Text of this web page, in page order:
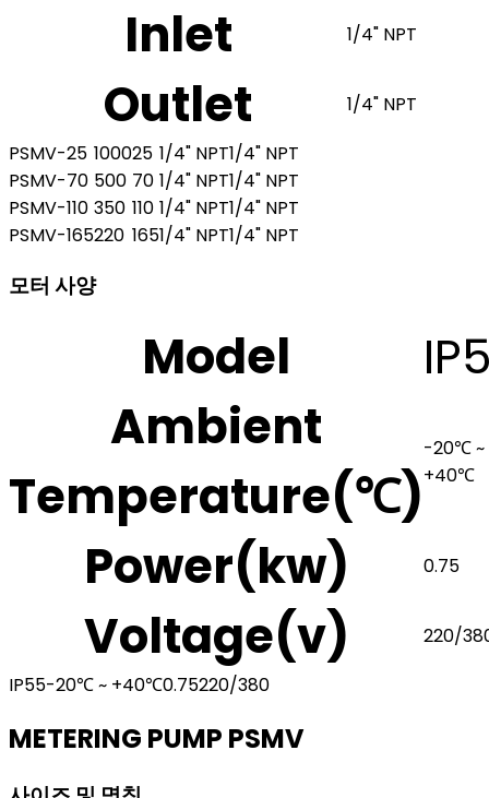
Inlet 1/4" NPT
Outlet
1/4" NPT
PSMV-25 100025 1/4" NPT1/4" NPT
PSMV-70 500 70 1/4" NPT1/4" NPT
PSMV-110 350 110 1/4" NPT1/4" NPT
PSMV-165220 1651/4" NPT1/4" NPT
모터 사양
Model
Ambient
Temperature(℃)
-20℃ ~
+40℃
Power(kw) 0.75
Voltage(v)
220/
IP55-20℃ ~ +40℃0.75220/380
METERING PUMP PSMV